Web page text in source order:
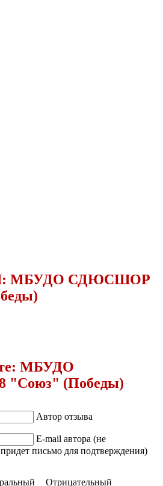
МБУДО СДЮСШОР
МБУДО
(Победы)
Автор отзыва
E-mail автора (не
письмо для подтверждения)
Отрицательный